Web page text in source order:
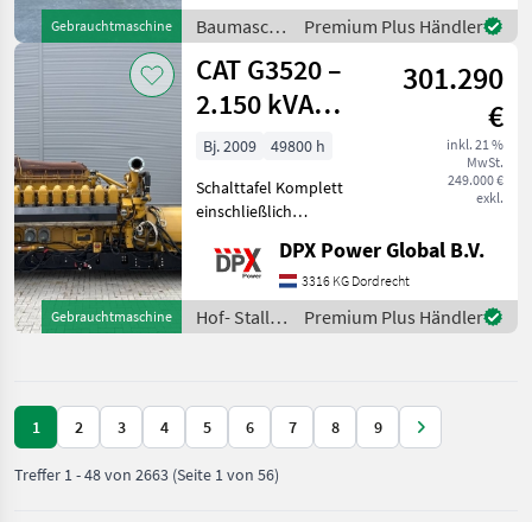
Gebrauchtmaschine
Baumaschinen
/ CAT
Premium Plus Händler
Gebrauchtmaschine
CAT G3520 –
2.150 kVA
gebrauchter
Gasgenerator –
DPX-12669
301.290
€
inkl. 21 %
MwSt.
249.000 €
exkl.
Bj. 2009
49800 h
Schalttafel Komplett
einschließlich
Gasleitungen usw. Hof-
Stall- und Weidetechnik
Stromgeneratoren
DPX Power Global B.V.
3316 KG Dordrecht
Hof- Stall-
und
Premium Plus Händler
1 2 3 4 5 6 7 8 9
Treffer 1-48von 2663 (Seite 1 von 56)